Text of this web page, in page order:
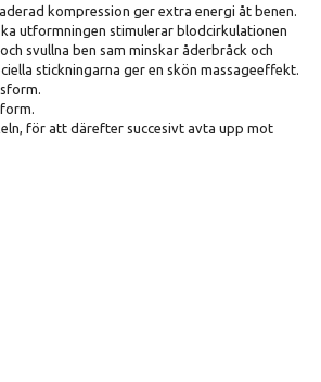
kompression ger extra energi åt benen.
utformningen stimulerar blodcirkulationen
svullna ben sam minskar åderbråck och
stickningarna ger en skön massageeffekt.
för att därefter succesivt avta upp mot